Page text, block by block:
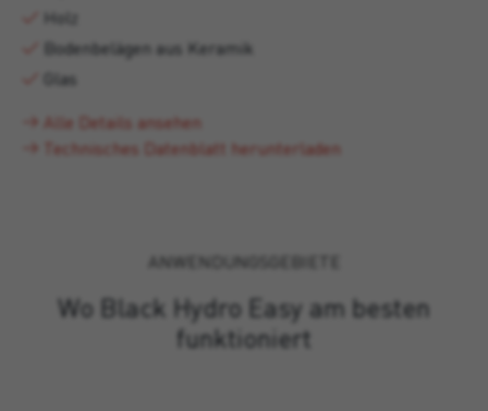
Holz
Bodenbelägen aus Keramik
Glas
Alle Details ansehen
Technisches Datenblatt herunterladen
ANWENDUNGSGEBIETE
Wo Black Hydro Easy am besten
funktioniert